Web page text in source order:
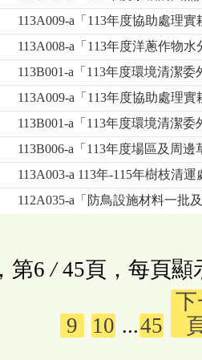
113A009-a「113年度協助處理
113A008-a「113年度洋蔥作物
113B001-a「113年度環境清潔
113A009-a「113年度協助處理
113B001-a「113年度環境清潔
113B006-a「113年度場區及周
113A003-a 113年-115年樹枝清
112A035-a「防鳥設施材料一批
第6 /45頁，每頁顯
9 10 ...45
下